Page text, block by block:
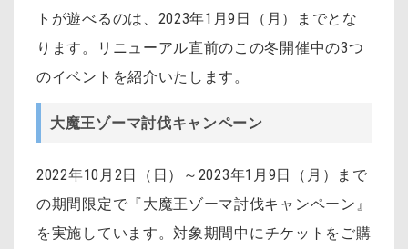
トが遊べるのは、2023年1月9日（月）までとな
ります。リニューアル直前のこの冬開催中の3つ
のイベントを紹介いたします。
大魔王ゾーマ討伐キャンペーン
2022年10月2日（日）～2023年1月9日（月）まで
の期間限定で『大魔王ゾーマ討伐キャンペーン』
を実施しています。 対象期間中にチケットをご購